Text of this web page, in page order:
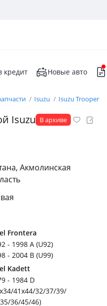
кредит Новые авто
Isuzu Isuzu Trooper
Isuzu В архиве
Акмолинская
Frontera
- 1998 A (U92)
- 2004 B (U99)
Kadett
- 1984 D
41x44/32/37/39/
36/45/46)